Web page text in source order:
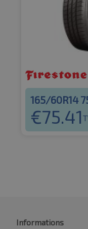
165/60R14
€75.41
Informations